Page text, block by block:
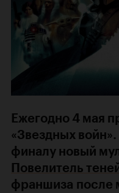
Ежегодно 4 мая
«Звездных
финалу новый
Повелитель
франшиза после